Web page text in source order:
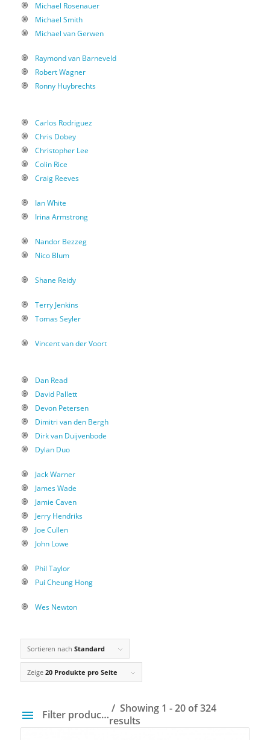
Michael Rosenauer
Michael Smith
Michael van Gerwen
Raymond van Barneveld
Robert Wagner
Ronny Huybrechts
Carlos Rodriguez
Chris Dobey
Christopher Lee
Colin Rice
Craig Reeves
Ian White
Irina Armstrong
Nandor Bezzeg
Nico Blum
Shane Reidy
Terry Jenkins
Tomas Seyler
Vincent van der Voort
Dan Read
David Pallett
Devon Petersen
Dimitri van den Bergh
Dirk van Duijvenbode
Dylan Duo
Jack Warner
James Wade
Jamie Caven
Jerry Hendriks
Joe Cullen
John Lowe
Phil Taylor
Pui Cheung Hong
Wes Newton
Sortieren nach Standard
Zeige 20 Produkte pro Seite
Filter products
Showing 1 - 20 of 324
results